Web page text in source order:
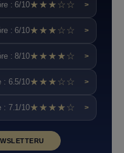
: 6/10★★★☆☆ >
: 6/10★★★☆☆ >
: 8/10★★★★☆ >
: 6.5/10★★★☆☆ >
: 7.1/10★★★★☆ >